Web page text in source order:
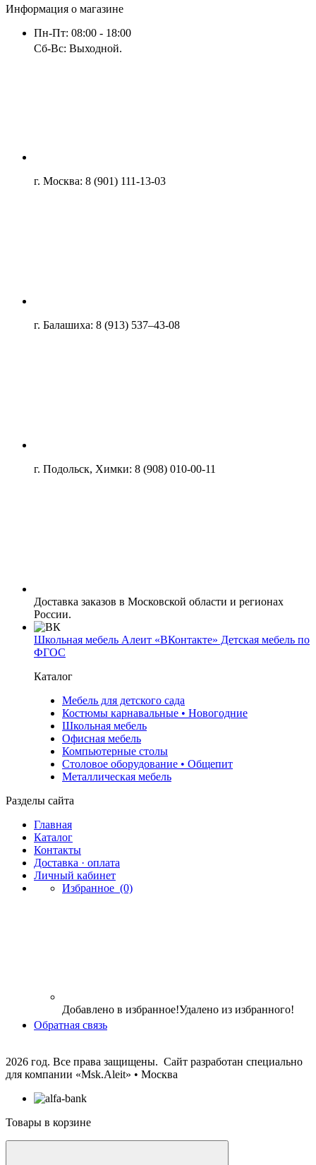
Информация о магазине
Пн-Пт: 08:00 - 18:00
Сб-Вс: Выходной.
г. Москва: 8 (901) 111-13-03
г. Балашиха: 8 (913) 537–43-08
г. Подольск, Химки: 8 (908) 010-00-11
Доставка заказов в Московской области и регионах
России.
Школьная мебель Алеит «ВКонтакте» Детская мебель по
ФГОС
Каталог
Мебель для детского сада
Костюмы карнавальные • Новогодние
Школьная мебель
Офисная мебель
Компьютерные столы
Столовое оборудование • Общепит
Металлическая мебель
Разделы сайта
Главная
Каталог
Контакты
Доставка · оплата
Личный кабинет
Избранное (0)
Добавлено в избранное!Удалено из избранного!
Обратная связь
2026 год. Все права защищены. Сайт разработан специально
для компании «Msk.Aleit» • Москва
Товары в корзине